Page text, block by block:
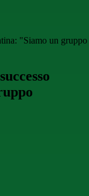
"Siamo un gruppo